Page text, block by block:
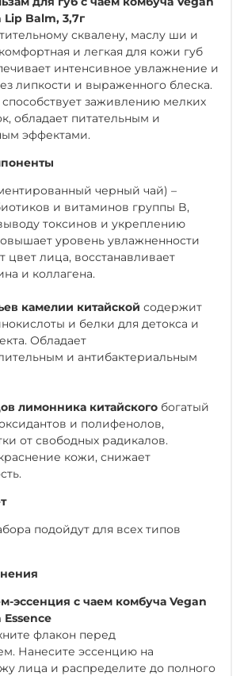
Balm, 3,7г
сквалену, маслу ши и
и легкая для кожи губ
интенсивное увлажнение и
липкости и выраженного блеска.
заживлению мелких
обладает питательным и
эффектами.
черный чай) –
и витаминов группы B,
токсинов и укреплению
уровень увлажненности
цвет лица, восстанавливает
и коллагена.
камелии китайской содержит
и белки для детокса и
Обладает
и антибактериальным
лимонника китайского богатый
и полифенолов,
от свободных радикалов.
кожи, снижает
подойдут для всех типов
эссенция с чаем комбуча Vegan
флакон перед
Нанесите эссенцию на
лица и распределите до полного